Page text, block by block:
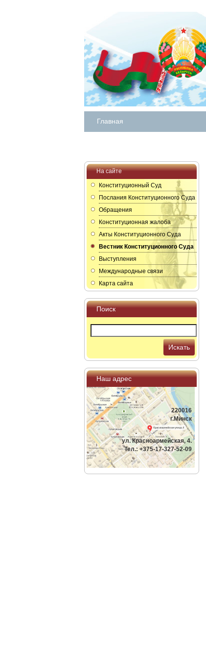
Главная
На сайте
Конституционный Суд
Послания Конституционного Суда
Обращения
Конституционная жалоба
Акты Конституционного Суда
Вестник Конституционного Суда
Выступления
Международные связи
Карта сайта
Поиск
Искать
Наш адрес
220016
г.Минск
ул. Красноармейская, 4.
Тел.: +375-17-327-52-09